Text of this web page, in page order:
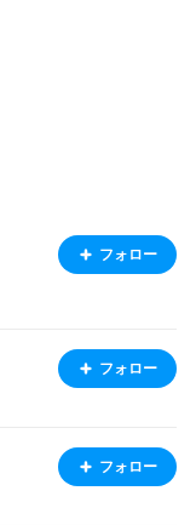
フォロー
フォロー
フォロー